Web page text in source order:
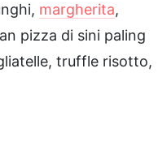
margherita,
pizza di sini paling
truffle risotto,